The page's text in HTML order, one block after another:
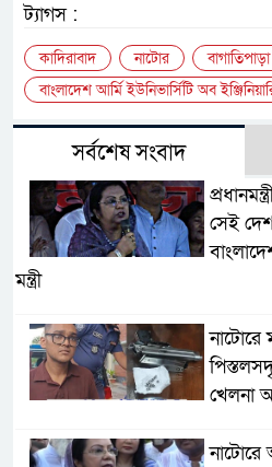
ট্যাগস :
কাদিরাবাদ নাটোর
বাগাতিপাড়া
বাংলাদেশ আর্মি ইউনিভার্সিটি অব
সর্বশেষ সংবাদ
সেই
মন্ত্রী
নাটোরে
খেলনা